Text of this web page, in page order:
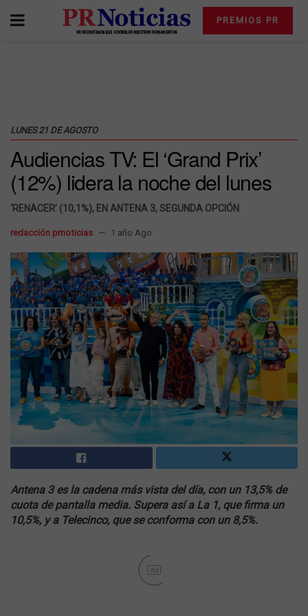
PREMIOS PR
LUNES 21 DE AGOSTO
Audiencias TV: El ‘Grand Prix’
(12%) lidera la noche del lunes
‘RENACER’ (10,1%), EN ANTENA 3, SEGUNDA OPCIÓN
redacción prnoticias 1 año Ago
Antena 3 es la cadena más vista del día, con un 13,5% de
cuota de pantalla media. Supera así a La 1, que firma un
10,5%, y a Telecinco, que se conforma con un 8,5%.
Ad